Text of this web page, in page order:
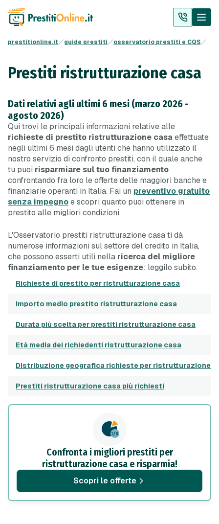
prestitionline.it guide prestiti osservatorio prestiti e CQS
Prestiti ristrutturazione casa
Dati relativi agli ultimi 6 mesi (marzo 2026 -
agosto 2026)
Qui trovi le principali informazioni relative alle
richieste di prestito ristrutturazione casaeffettuate
negli ultimi 6 mesi dagli utenti che hanno utilizzato il
nostro servizio di confronto prestiti, con il quale anche
tu puoi risparmiare sul tuo finanziamento
confrontando fra loro le offerte delle maggiori banche e
finanziarie operanti in Italia. Fai un preventivo gratuito
senza impegnoe scopri quanto puoi ottenere in
prestito alle migliori condizioni.
L'Osservatorio prestiti ristrutturazione casa ti dà
numerose informazioni sul settore del credito in Italia,
che possono esserti utili nella ricerca del migliore
finanziamento per le tue esigenze: leggilo subito.
Richieste di prestito per ristrutturazione casa
Importo medio prestito ristrutturazione casa
Durata più scelta per prestiti ristrutturazione casa
Età media dei richiedenti ristrutturazione casa
Distribuzione geografica richieste per ristrutturazione
Prestiti ristrutturazione casa più richiesti
Confronta i migliori prestiti per
ristrutturazione casa e risparmia!
Scopri le offerte